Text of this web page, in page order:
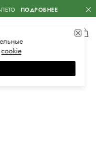
ПОДРОБНЕЕ
сооkiе